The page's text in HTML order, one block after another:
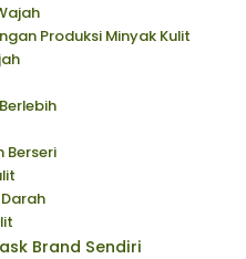
Produksi Minyak Kulit
Berseri
Brand Sendiri